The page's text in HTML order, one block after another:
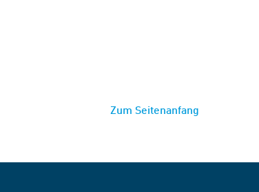
Zum Seitenanfang